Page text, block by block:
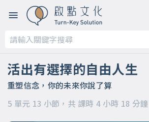
活出有選擇的自由人生
重塑信念，你的未來你說了算
5 單元 13 小節，共 課時 4 小時 18 分鐘
第一章 開篇～歡迎來到「命運轉運站」
第二章 內在語言的形式
第三章 內在語言的目的
第四章 重塑語言就是改造信念